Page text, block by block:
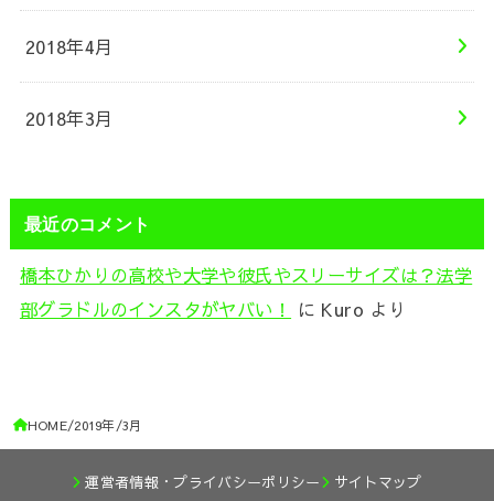
2018年4月
2018年3月
最近のコメント
橋本ひかりの高校や大学や彼氏やスリーサイズは？法学
部グラドルのインスタがヤバい！
に Kuro より
HOME 2019年 3月
運営者情報・プライバシーポリシー サイトマップ